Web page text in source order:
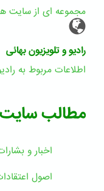
مجموعه ای از سایت
رادیو و تلویزیون بهائی
اطلاعات مربوط به
مطالب سایت
اخبار و
اصول